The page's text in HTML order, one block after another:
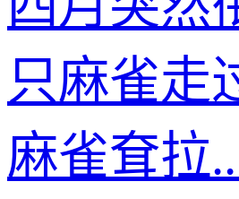
只麻雀走
麻雀耷拉